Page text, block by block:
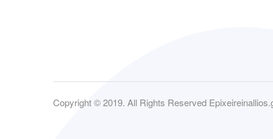
Copyright © 2019. All Rights Reserved